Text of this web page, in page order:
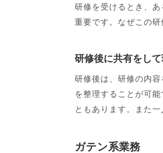
研修を受けるとき、
重要です。なぜこの
研修後に共有をし
研修後は、研修の内
を整理することが可
ともあります。また
ガテン系業務